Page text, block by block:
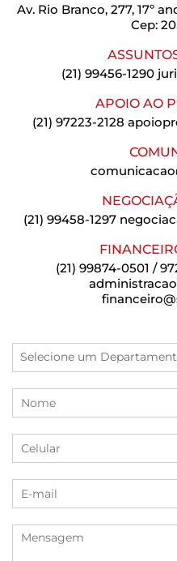
Av. Rio Branco, 277, 17º
Cep:
(21) 99456-1290
APOIO AO
(21) 97223-2128
(21) 99458-1297
(21) 99874-0501 /